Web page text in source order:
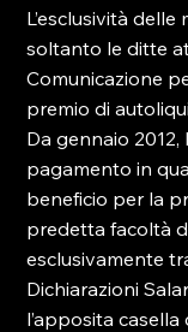
L’esclusività
soltanto le ditte
Comunicazione
premio di
Da gennaio
pagamento in
beneficio per la
predetta facoltà
esclusivamente
Dichiarazioni
l’apposita